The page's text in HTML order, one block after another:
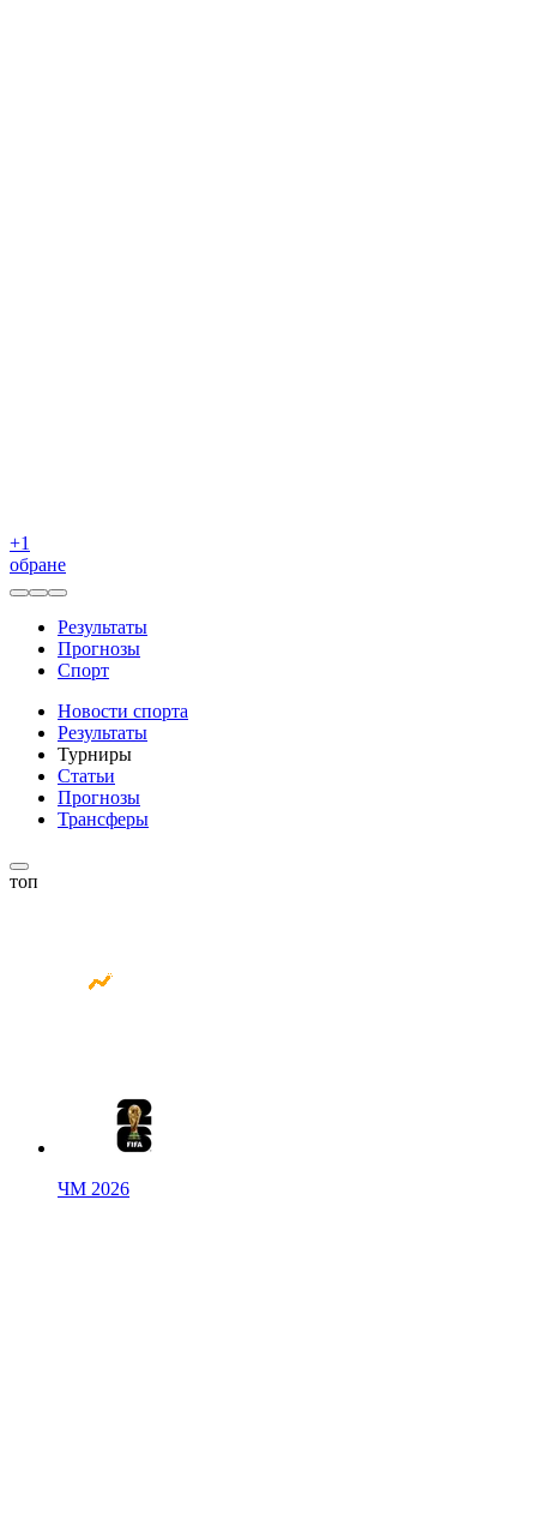
+1
обране
Результаты
Прогнозы
Спорт
Новости спорта
Результаты
Турниры
Статьи
Прогнозы
Трансферы
топ
ЧМ 2026